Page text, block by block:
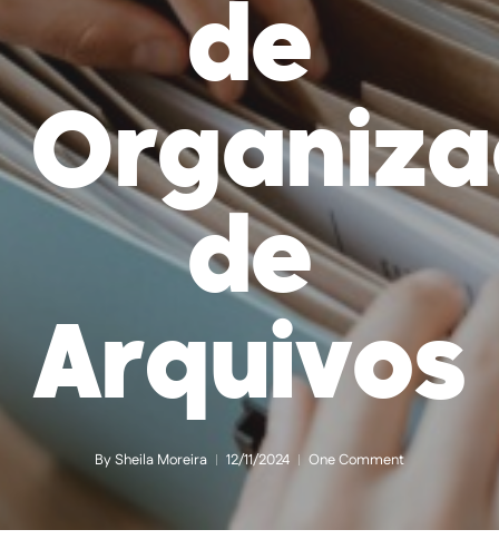
de
de
Arquivos
BySheila Moreira 12/11/2024 One Comment